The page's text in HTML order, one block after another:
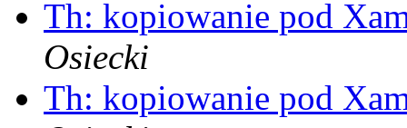
Th: kopiowanie pod
Osiecki
Th: kopiowanie pod